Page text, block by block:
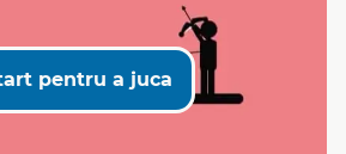
pentru a juca